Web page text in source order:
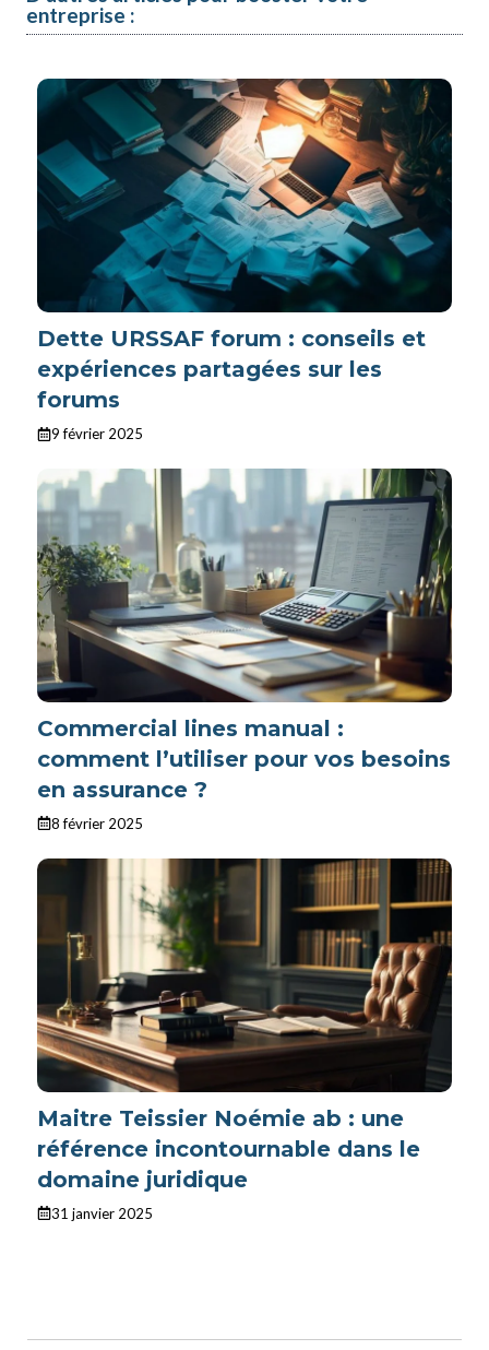
entreprise :
Dette URSSAF forum : conseils et
expériences partagées sur les
forums
9 février 2025
Commercial lines manual :
comment l’utiliser pour vos besoins
en assurance ?
8 février 2025
Maitre Teissier Noémie ab : une
référence incontournable dans le
domaine juridique
31 janvier 2025